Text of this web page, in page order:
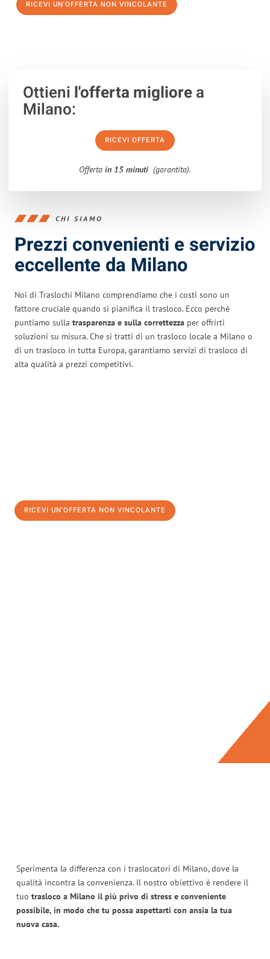
RICEVI UN'OFFERTA NON VINCOLANTE
Ottieni l'offerta migliorea
Milano:
RICEVI OFFERTA
Offerta in 15 minuti (garantita).
CHI SIAMO
Prezzi convenienti e servizio
eccellente da Milano
Noi di Traslochi Milano comprendiamo che i costi sono un
fattore cruciale quando si pianifica il trasloco. Ecco perché
puntiamo sulla trasparenza e sulla correttezza per offrirti
soluzioni su misura. Che si tratti di un trasloco locale a Milano o
di un trasloco in tutta Europa, garantiamo servizi di trasloco di
alta qualità a prezzi competitivi.
RICEVI UN'OFFERTA NON VINCOLANTE
Sperimenta la differenza con i traslocatori di Milano, dove la
qualità incontra la convenienza. Il nostro obiettivo è rendere il
tuo trasloco a Milano il più privo di stress e conveniente
possibile, in modo che tu possa aspettarti con ansia la tua
nuova casa.